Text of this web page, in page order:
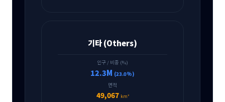
기타 (Others)
인구 / 비중 (%)
12.3M (23.0%)
면적
49,067 km²